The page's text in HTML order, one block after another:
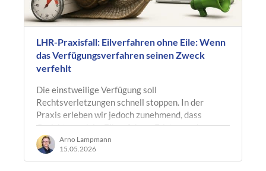
LHR-Praxisfall: Eilverfahren ohne Eile: Wenn
das Verfügungsverfahren seinen Zweck
verfehlt
Die einstweilige Verfügung soll
Rechtsverletzungen schnell stoppen. In der
Praxis erleben wir jedoch zunehmend, dass
Gerichte auch im Eilverfahren Fristen und
Termine…Arno Lampmann
15.05.2026